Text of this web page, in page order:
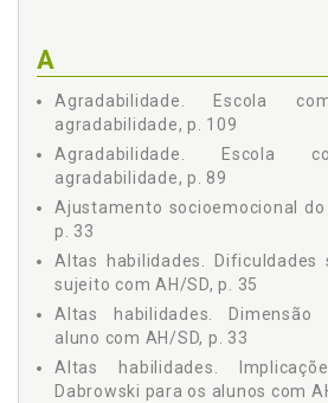
4.3 O ASSINCRONISMO NO
ALUNOS SUPERDOTADOS, p. 38
4.4 A INTENSIDADE
SUPERDOTADO, p. 41
4.4.1 Dabrowski e a Teoria da
4.4.2 Os Multiníveis de
Personalidade em Dabrowski, p.
4.4.3 As Implicações da Teoria
Alunos com AH/SD, p. 46
5 A EXPERIÊNCIA ESTÉTICA: UMA
5.1 CONCEPÇÕES SOBRE
ENTRE A EXPERIÊNCIA ESTÉTICA E
A
Agradabilidade. Escola
agradabilidade, p. 109
Agradabilidade. Escola
agradabilidade, p. 89
Ajustamento socioemocional
p. 33
Altas habilidades. Dificuldades
sujeito com AH/SD, p. 35
Altas habilidades. Dimensão
aluno com AH/SD, p. 33
Altas habilidades.
Dabrowski para os alunos com